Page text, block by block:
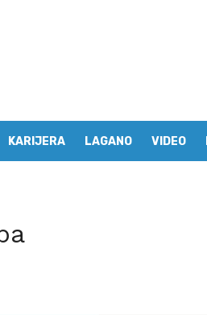
KARIJERA LAGANO VIDEO